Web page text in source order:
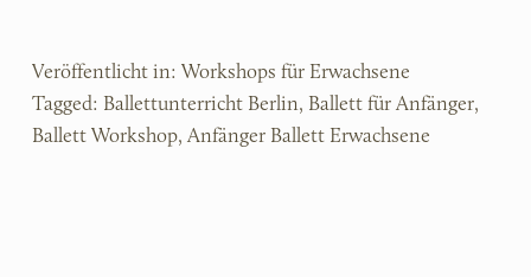
Veröffentlicht in: Workshops für Erwachsene
Tagged: Ballettunterricht Berlin, Ballett für Anfänger,
Ballett Workshop, Anfänger Ballett Erwachsene